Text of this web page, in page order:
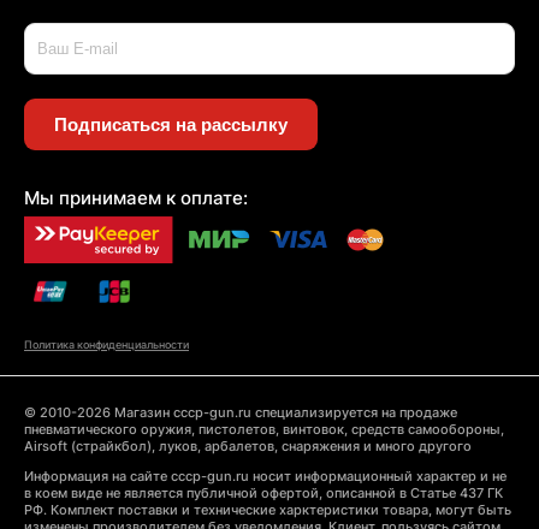
Подписаться на рассылку
Мы принимаем к оплате:
Политика конфиденциальности
© 2010-2026 Магазин cccp-gun.ru специализируется на продаже
пневматического оружия, пистолетов, винтовок, средств самообороны,
Airsoft (страйкбол), луков, арбалетов, снаряжения и много другого
Информация на сайте cccp-gun.ru носит информационный характер и не
в коем виде не является публичной офертой, описанной в Статье 437 ГК
РФ. Комплект поставки и технические харктеристики товара, могут быть